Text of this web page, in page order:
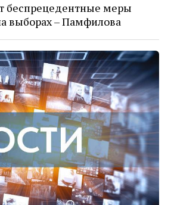
беспрецедентные меры
выборах – Памфилова